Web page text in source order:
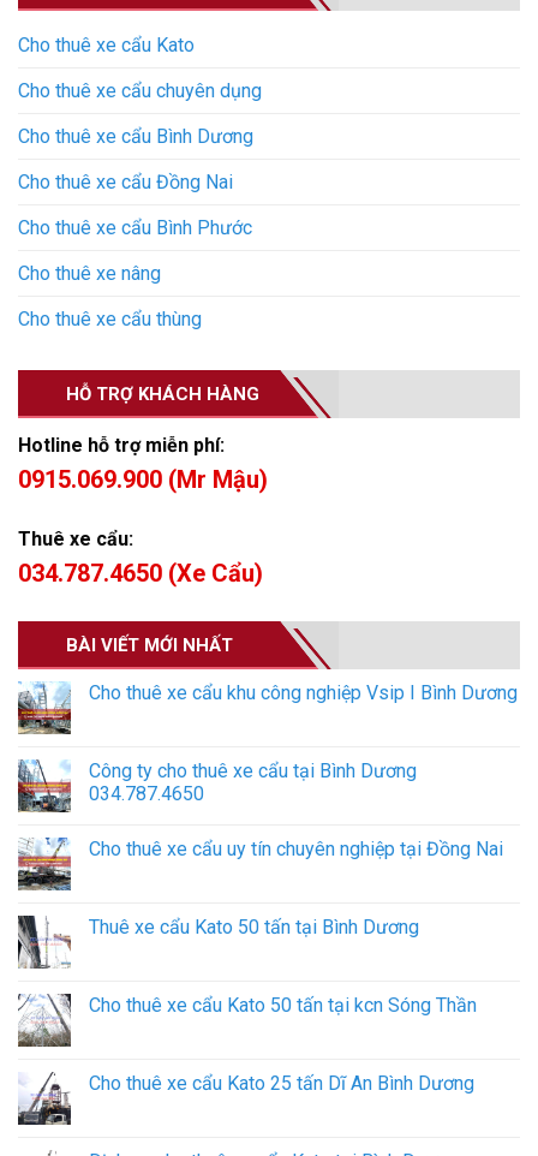
Cho thuê xe cẩu Kato
Cho thuê xe cẩu chuyên dụng
Cho thuê xe cẩu Bình Dương
Cho thuê xe cẩu Đồng Nai
Cho thuê xe cẩu Bình Phước
Cho thuê xe nâng
Cho thuê xe cẩu thùng
HỖ TRỢ KHÁCH HÀNG
Hotline hỗ trợ miễn phí:
0915.069.900 (Mr Mậu)
Thuê xe cẩu:
034.787.4650 (Xe Cẩu)
BÀI VIẾT MỚI NHẤT
Cho thuê xe cẩu khu công nghiệp Vsip I Bình Dương
Công ty cho thuê xe cẩu tại Bình Dương
034.787.4650
Cho thuê xe cẩu uy tín chuyên nghiệp tại Đồng Nai
Thuê xe cẩu Kato 50 tấn tại Bình Dương
Cho thuê xe cẩu Kato 50 tấn tại kcn Sóng Thần
Cho thuê xe cẩu Kato 25 tấn Dĩ An Bình Dương